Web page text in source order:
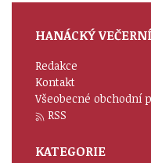
HANÁCKÝ
Redakce
Kontakt
Všeobecné obchodní
RSS
KATEGORIE